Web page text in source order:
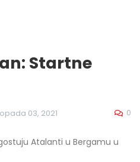
Startne
03, 2021 0
Atalanti u Bergamu u